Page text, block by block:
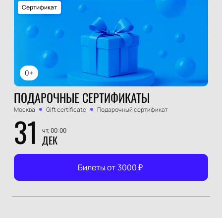
0+
Сертификат
ПОДАРОЧНЫЕ СЕРТИФИКАТЫ
Москва Gift certificate Подарочный сертификат
31 чт, 00:00
ДЕК
Билеты от 3000₽